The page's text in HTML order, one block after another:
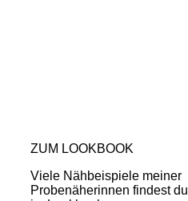
ZUM LOOKBOOK
Viele Nähbeispiele meiner
Probenäherinnen findest du